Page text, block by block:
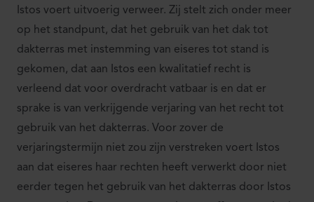
Istos voert uitvoerig verweer. Zij stelt zich onder meer
op het standpunt, dat het gebruik van het dak tot
dakterras met instemming van eiseres tot stand is
gekomen, dat aan Istos een kwalitatief recht is
verleend dat voor overdracht vatbaar is en dat er
sprake is van verkrijgende verjaring van het recht tot
gebruik van het dakterras. Voor zover de
verjaringstermijn niet zou zijn verstreken voert Istos
aan dat eiseres haar rechten heeft verwerkt door niet
eerder tegen het gebruik van het dakterras door Istos